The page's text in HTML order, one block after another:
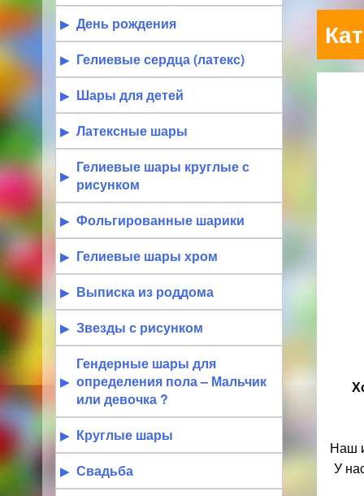
День рождения
Гелиевые сердца (латекс)
Шары для детей
Латексные шары
Гелиевые шары круглые с
рисунком
Фольгированные шарики
Гелиевые шары хром
Выписка из роддома
Звезды с рисунком
Гендерные шары для
определения пола – Мальчик
или девочка ?
Круглые шары
Свадьба
Наш
У